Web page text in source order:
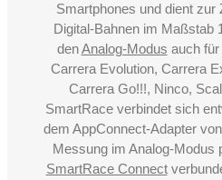
Smartphones und dient zur
Digital-Bahnen im Maßstab
denAnalog-Modus auch
Carrera Evolution, Carrera
Carrera Go!!!, Ninco,
SmartRace verbindet sich
dem AppConnect-Adapter
Messung im Analog-Modus
SmartRace Connect